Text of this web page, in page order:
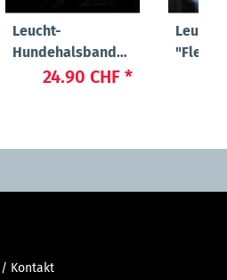
Leucht-
Hundehalsband
"Cash"24.90 CHF *
"Flex"
/ Kontakt